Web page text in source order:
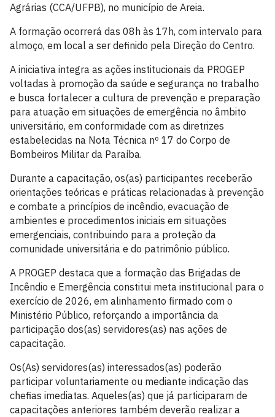
Agrárias (CCA/UFPB), no município de Areia.
A formação ocorrerá das 08h às 17h, com intervalo para
almoço, em local a ser definido pela Direção do Centro.
A iniciativa integra as ações institucionais da PROGEP
voltadas à promoção da saúde e segurança no trabalho
e busca fortalecer a cultura de prevenção e preparação
para atuação em situações de emergência no âmbito
universitário, em conformidade com as diretrizes
estabelecidas na Nota Técnica nº 17 do Corpo de
Bombeiros Militar da Paraíba.
Durante a capacitação, os(as) participantes receberão
orientações teóricas e práticas relacionadas à prevenção
e combate a princípios de incêndio, evacuação de
ambientes e procedimentos iniciais em situações
emergenciais, contribuindo para a proteção da
comunidade universitária e do patrimônio público.
A PROGEP destaca que a formação das Brigadas de
Incêndio e Emergência constitui meta institucional para o
exercício de 2026, em alinhamento firmado com o
Ministério Público, reforçando a importância da
participação dos(as) servidores(as) nas ações de
capacitação.
Os(As) servidores(as) interessados(as) poderão
participar voluntariamente ou mediante indicação das
chefias imediatas. Aqueles(as) que já participaram de
capacitações anteriores também deverão realizar a